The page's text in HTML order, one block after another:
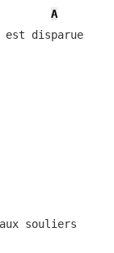
A
est disparue
souliers